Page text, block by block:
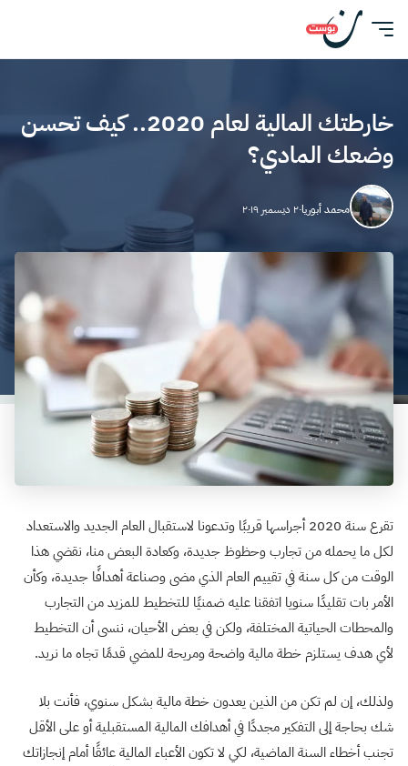
خارطتك المالية لعام 2020.. كيف تحسن
وضعك المادي؟
محمد أبوريا٢٠ ديسمبر ٢٠١٩
تقرع سنة 2020 أجراسها قريبًا وتدعونا لاستقبال العام الجديد والاستعداد
لكل ما يحمله من تجارب وحظوظ جديدة، وكعادة البعض منا، نقضي هذا
الوقت من كل سنة في تقييم العام الذي مضى وصناعة أهدافًا جديدة، وكأن
الأمر بات تقليدًا سنويا اتفقنا عليه ضمنيًا للتخطيط للمزيد من التجارب
والمحطات الحياتية المختلفة، ولكن في بعض الأحيان، ننسى أن التخطيط
لأي هدف يستلزم خطة مالية واضحة ومريحة للمضي قدمًا تجاه ما نريد.
ولذلك، إن لم تكن من الذين يعدون خطة مالية بشكل سنوي، فأنت بلا
شك بحاجة إلى التفكير مجددًا في أهدافك المالية المستقبلية أو على الأقل
تجنب أخطاء السنة الماضية، لكي لا تكون الأعباء المالية عائقًا أمام إنجازاتك